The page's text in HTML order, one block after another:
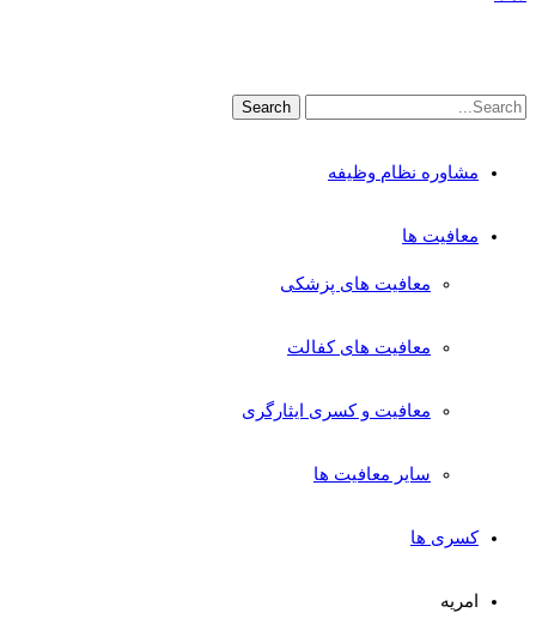
مشاوره نظام وظیفه
معافیت ها
معافیت های پزشکی
معافیت های کفالت
معافیت و کسری ایثارگری
سایر معافیت ها
کسری ها
امریه